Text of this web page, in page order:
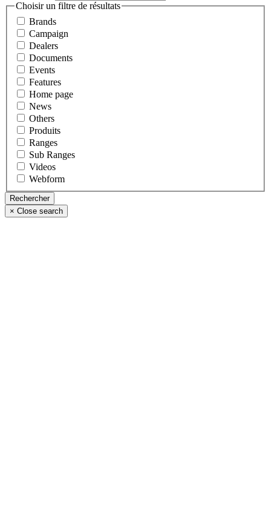
Choisir un filtre de résultats
Brands
Campaign
Dealers
Documents
Events
Features
Home page
News
Others
Produits
Ranges
Sub Ranges
Videos
Webform
× Close search